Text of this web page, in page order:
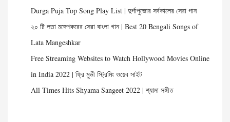
Durga Puja Top Song Play List | দুর্গাপুজোর সর্বকালের সেরা গান
২০ টি লতা মঙ্গেশকরের সেরা বাংলা গান | Best 20 Bengali Songs of
Lata Mangeshkar
Free Streaming Websites to Watch Hollywood Movies Online
in India 2022 | ফ্রি মুভী স্ট্রিমিং ওয়েব সাইট
All Times Hits Shyama Sangeet 2022 | শ্যামা সঙ্গীত